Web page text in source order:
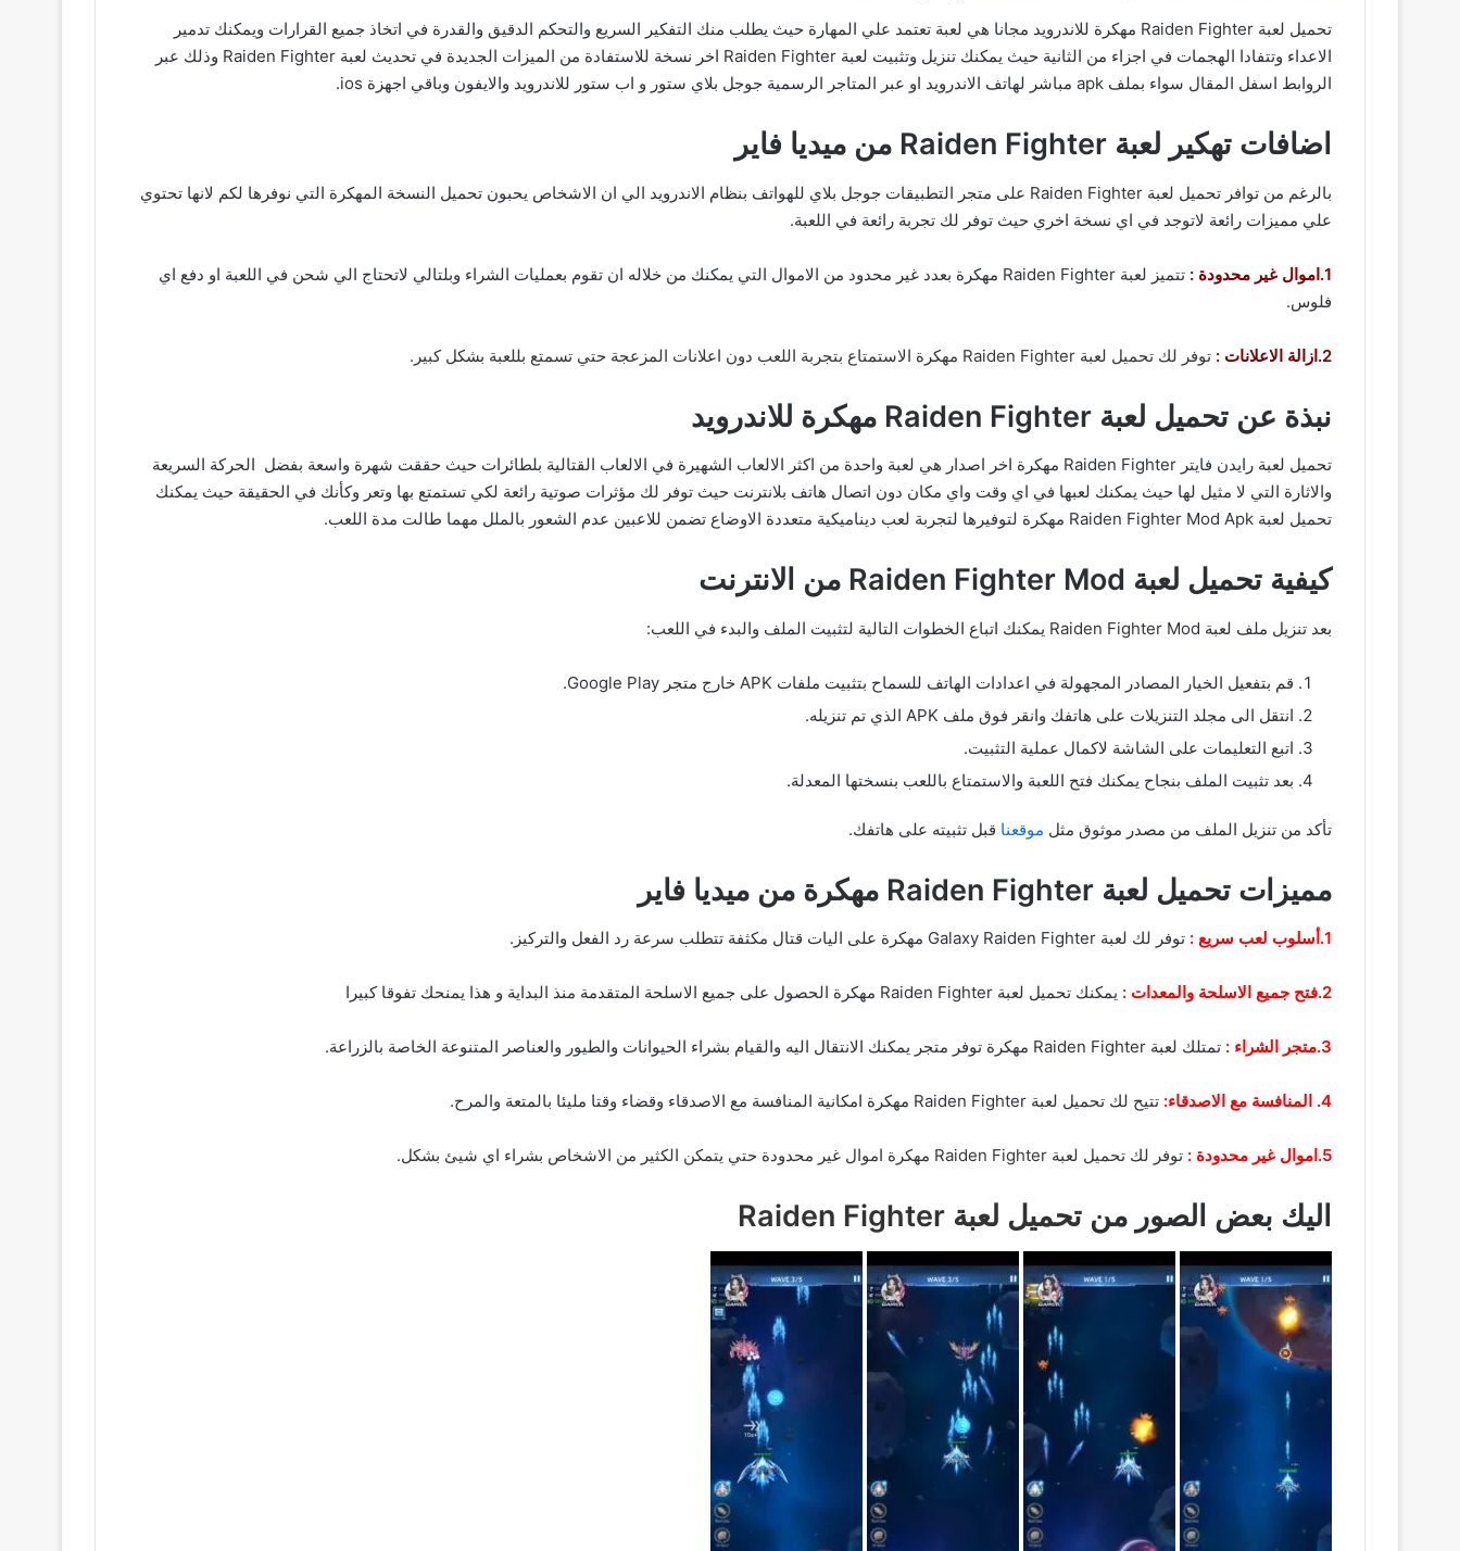
تحميل لعبة Raiden Fighter مهكرة للاندرويد مجانا هي لعبة تعتمد علي المهارة حيث يطلب منك التفكير السريع والتحكم الدقيق والقدرة في اتخاذ جميع القرارات ويمكنك تدمير
الاعداء وتتفادا الهجمات في اجزاء من الثانية حيث يمكنك تنزيل وتثبيت لعبة Raiden Fighter اخر نسخة للاستفادة من الميزات الجديدة في تحديث لعبة Raiden Fighter وذلك عبر
الروابط اسفل المقال سواء بملف apk مباشر لهاتف الاندرويد او عبر المتاجر الرسمية جوجل بلاي ستور و اب ستور للاندرويد والايفون وباقي اجهزة ios.
اضافات تهكير لعبة Raiden Fighter من ميديا فاير
بالرغم من توافر تحميل لعبة Raiden Fighter على متجر التطبيقات جوجل بلاي للهواتف بنظام الاندرويد الي ان الاشخاص يحبون تحميل النسخة المهكرة التي نوفرها لكم لانها تحتوي
علي مميزات رائعة لاتوجد في اي نسخة اخري حيث توفر لك تجربة رائعة في اللعبة.
1.اموال غير محدودة :
تتميز لعبة Raiden Fighter مهكرة بعدد غير محدود من الاموال التي يمكنك من خلاله ان تقوم بعمليات الشراء وبلتالي لاتحتاج الي شحن في اللعبة او دفع اي
فلوس.
2.ازالة الاعلانات : توفر لك تحميل لعبة Raiden Fighter مهكرة الاستمتاع بتجربة اللعب دون اعلانات المزعجة حتي تسمتع بللعبة بشكل كبير.
نبذة عن تحميل لعبة Raiden Fighter مهكرة للاندرويد
تحميل لعبة رايدن فايتر Raiden Fighter مهكرة اخر اصدار هي لعبة واحدة من اكثر الالعاب الشهيرة في الالعاب القتالية بلطائرات حيث حققت شهرة واسعة بفضل الحركة السريعة
والاثارة التي لا مثيل لها حيث يمكنك لعبها في اي وقت واي مكان دون اتصال هاتف بلانترنت حيث توفر لك مؤثرات صوتية رائعة لكي تستمتع بها وتعر وكأنك في الحقيقة حيث يمكنك
تحميل لعبة Raiden Fighter Mod Apk مهكرة لتوفيرها لتجربة لعب ديناميكية متعددة الاوضاع تضمن للاعبين عدم الشعور بالملل مهما طالت مدة اللعب.
كيفية تحميل لعبة Raiden Fighter Mod من الانترنت
بعد تنزيل ملف لعبة Raiden Fighter Mod يمكنك اتباع الخطوات التالية لتثبيت الملف والبدء في اللعب:
قم بتفعيل الخيار المصادر المجهولة في اعدادات الهاتف للسماح بتثبيت ملفات APK خارج متجر Google Play.
انتقل الى مجلد التنزيلات على هاتفك وانقر فوق ملف APK الذي تم تنزيله.
اتبع التعليمات على الشاشة لاكمال عملية التثبيت.
بعد تثبيت الملف بنجاح يمكنك فتح اللعبة والاستمتاع باللعب بنسختها المعدلة.
تأكد من تنزيل الملف من مصدر موثوق مثل موقعنا قبل تثبيته على هاتفك.
مميزات تحميل لعبة Raiden Fighter مهكرة من ميديا فاير
1.أسلوب لعب سريع : توفر لك لعبة Galaxy Raiden Fighter مهكرة على اليات قتال مكثفة تتطلب سرعة رد الفعل والتركيز.
2.فتح جميع الاسلحة والمعدات : يمكنك تحميل لعبة Raiden Fighter مهكرة الحصول على جميع الاسلحة المتقدمة منذ البداية و هذا يمنحك تفوقا كبيرا
3.متجر الشراء : تمتلك لعبة Raiden Fighter مهكرة توفر متجر يمكنك الانتقال اليه والقيام بشراء الحيوانات والطيور والعناصر المتنوعة الخاصة بالزراعة.
4. المنافسة مع الاصدقاء: تتيح لك تحميل لعبة Raiden Fighter مهكرة امكانية المنافسة مع الاصدقاء وقضاء وقتا مليئا بالمتعة والمرح.
5.اموال غير محدودة : توفر لك تحميل لعبة Raiden Fighter مهكرة اموال غير محدودة حتي يتمكن الكثير من الاشخاص بشراء اي شيئ بشكل.
اليك بعض الصور من تحميل لعبة Raiden Fighter